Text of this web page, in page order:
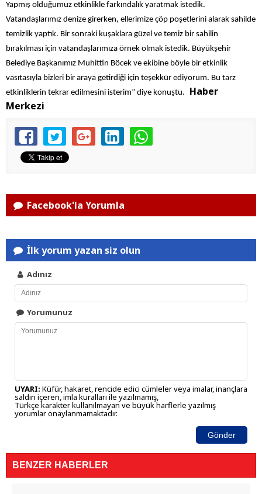
Yapmış olduğumuz etkinlikle farkındalık yaratmak istedik.
Vatandaşlarımız denize girerken, ellerimize çöp poşetlerini alarak sahilde
temizlik yaptık. Bir sonraki kuşaklara güzel ve temiz bir sahilin
bırakılması için vatandaşlarımıza örnek olmak istedik. Büyükşehir
Belediye Başkanımız Muhittin Böcek ve ekibine böyle bir etkinlik
vasıtasıyla bizleri bir araya getirdiği için teşekkür ediyorum. Bu tarz
etkinliklerin tekrar edilmesini isterim” diye konuştu.
Haber
Merkezi
Facebook'la Yorumla
İlk yorum yazan siz olun
Adınız
Yorumunuz
UYARI: Küfür, hakaret, rencide edici cümleler veya imalar, inançlara
saldırı içeren, imla kuralları ile yazılmamış,
Türkçe karakter kullanılmayan ve büyük harflerle yazılmış
yorumlar onaylanmamaktadır.
Gönder
BENZER HABERLER